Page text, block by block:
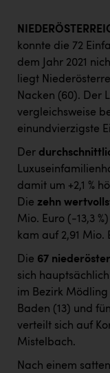
konnte die 72
dem Jahr 2021
liegt
Nacken (60). Der
vergleichsweise
einundvierzigste
Der
damit um +2,1 %
Die zehn
Mio. Euro (-13,3
kam auf 2,91 Mio.
Die 67
sich
im Bezirk Mödling
Baden (13) und
verteilt sich auf
Mistelbach.
Nach einem